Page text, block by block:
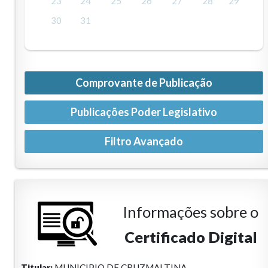
30
31
Comprovante de Publicação
Publicações Poder Legislativo
Informações sobre o
Certificado Digital